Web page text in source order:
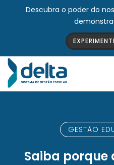
Descubra o poder do
GESTÃO
Saiba porque